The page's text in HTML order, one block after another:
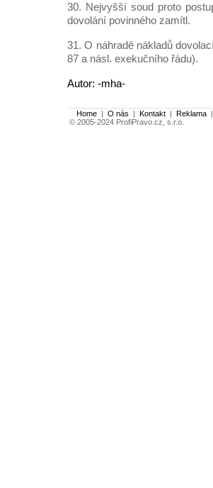
30. Nejvyšší soud proto
dovolání povinného zamítl.
31. O náhradě nákladů
87 a násl. exekučního řádu).
Autor: -mha-
Home | O nás | Kontakt | Reklama |
© 2005-2024 ProfiPravo.cz, s.r.o.